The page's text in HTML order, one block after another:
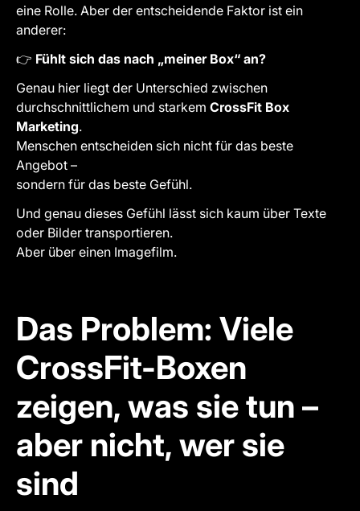
eine Rolle. Aber der entscheidende Faktor ist ein
anderer:
👉 Fühlt sich das nach „meiner Box“ an?
Genau hier liegt der Unterschied zwischen
durchschnittlichem und starkem CrossFit Box
Marketing.
Menschen entscheiden sich nicht für das beste
Angebot –
sondern für das beste Gefühl.
Und genau dieses Gefühl lässt sich kaum über Texte
oder Bilder transportieren.
Aber über einen Imagefilm.
Das Problem: Viele
CrossFit-Boxen
zeigen, was sie tun –
aber nicht, wer sie
sind